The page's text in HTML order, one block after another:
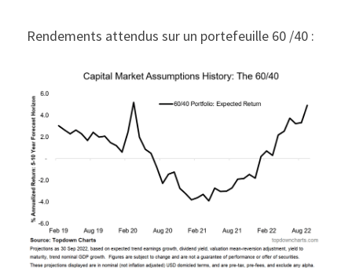
Rendements attendus sur un portefeuille 60 /40 :